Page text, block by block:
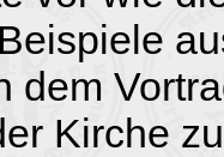
dem
Kirche